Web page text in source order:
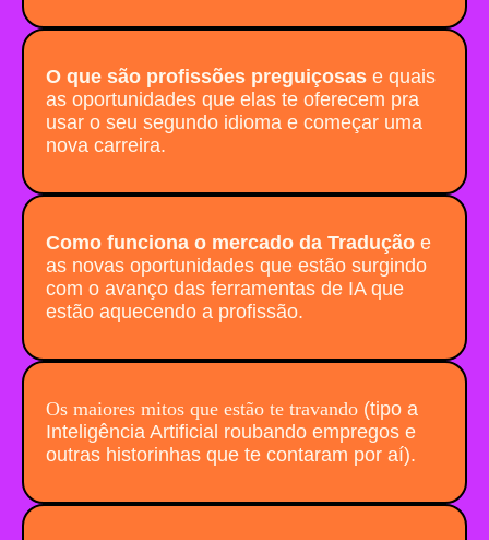
O que são profissões preguiçosas e quais
as oportunidades que elas te oferecem pra
usar o seu segundo idioma e começar uma
nova carreira.
Como funciona o mercado da Tradução e
as novas oportunidades que estão surgindo
com o avanço das ferramentas de IA que
estão aquecendo a profissão.
Os maiores mitos que estão te travando (tipo a
Inteligência Artificial roubando empregos e
outras historinhas que te contaram por aí).